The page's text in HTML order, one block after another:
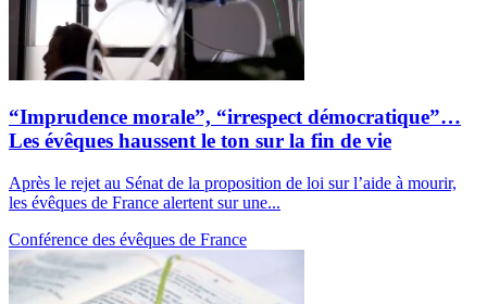
“Imprudence morale”, “irrespect démocratique”…
Les évêques haussent le ton sur la fin de vie
Après le rejet au Sénat de la proposition de loi sur l’aide à mourir,
les évêques de France alertent sur une...
Conférence des évêques de France